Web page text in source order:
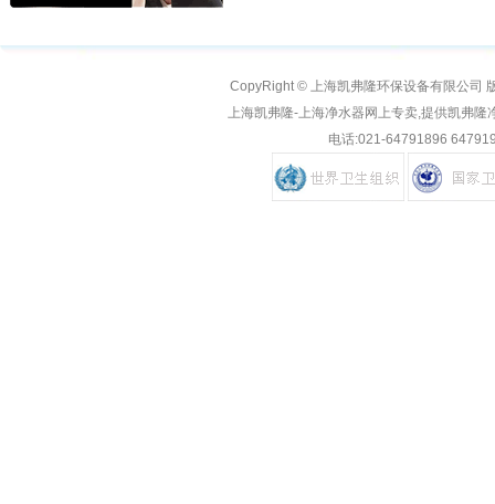
CopyRight © 上海凯弗隆环保设备有限公司
上海凯弗隆-上海净水器网上专卖,提供凯弗
电话:021-64791896